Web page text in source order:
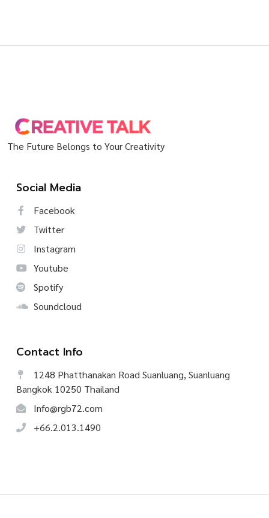
The Future Belongs to Your Creativity
Social Media
Facebook
Twitter
Instagram
Youtube
Spotify
Soundcloud
Contact Info
1248 Phatthanakan Road Suanluang, Suanluang
Bangkok 10250 Thailand
Info@rgb72.com
+66.2.013.1490